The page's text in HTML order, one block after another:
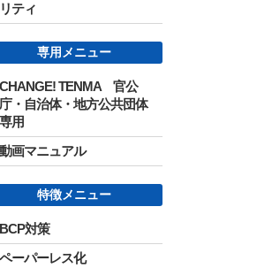
リティ
専用メニュー
CHANGE! TENMA 官公
庁・自治体・地方公共団体
専用
動画マニュアル
特徴メニュー
BCP対策
ペーパーレス化